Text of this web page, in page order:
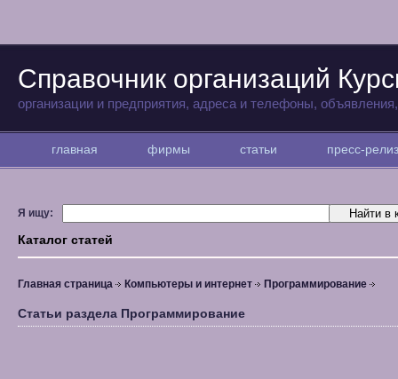
Справочник организаций
организации и предприятия, адреса и телефоны,
главная фирмы статьи пресс-
Я ищу:
Каталог статей
Главная страница Компьютеры и интернет Программирование
Статьи раздела Программирование